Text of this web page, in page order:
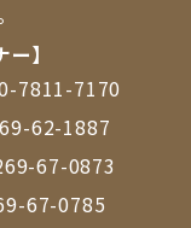
】
7811-7170
62-1887
67-0873
67-0785